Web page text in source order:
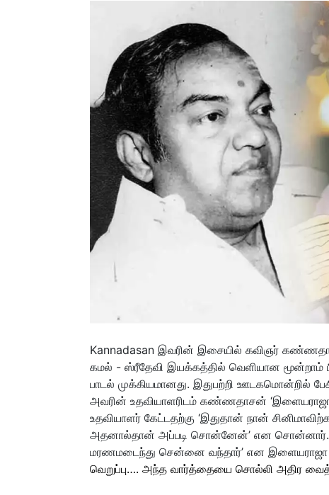
Kannadasan இவரின் இசையில் கவிஞர்
கமல் - ஸ்ரீதேவி இயக்கத்தில் வெளியான
பாடல் முக்கியமானது. இதுபற்றி ஊடகமொன்றில்
அவரின் உதவியாளரிடம் கண்ணதாசன்
உதவியாளர் கேட்டதற்கு ‘இதுதான் நான்
அதனால்தான் அப்படி சொன்னேன்’ என சொன்னார்.
மரணமடைந்து சென்னை வந்தார்’ என இளையராஜா
வெறுப்பு…. அந்த வார்த்தையை சொல்லி அதிர